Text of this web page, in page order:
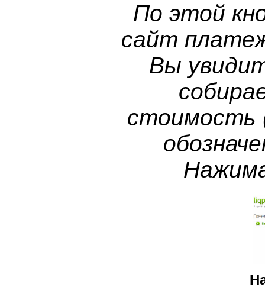
По этой
сайт
Вы
стоимость